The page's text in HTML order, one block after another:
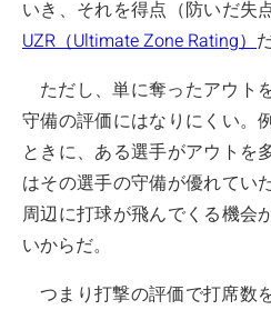
いき、それを得点（防いだ失
UZR（Ultimate Zone Rating）
ただし、単に奪ったアウト
守備の評価にはなりにくい。
ときに、ある選手がアウトを
はその選手の守備が優れてい
周辺に打球が飛んでくる機会
いからだ。
つまり打撃の評価で打席数